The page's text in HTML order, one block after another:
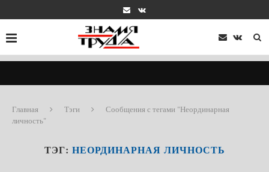
Главная Тэги
Сообщения с тегами "Неординарная
личность"
ТЭГ: НЕОРДИНАРНАЯ ЛИЧНОСТЬ